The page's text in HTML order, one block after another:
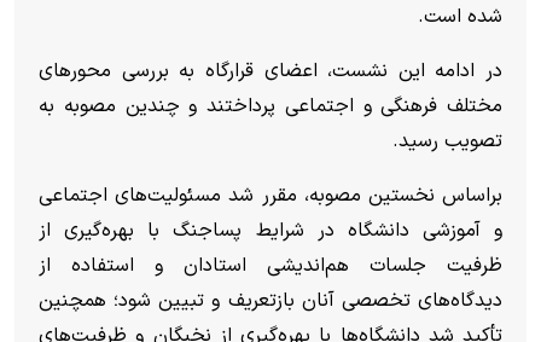
شده است.
در ادامه این نشست، اعضای قرارگاه به بررسی محور‌های
مختلف فرهنگی و اجتماعی پرداختند و چندین مصوبه به
تصویب رسید.
براساس نخستین مصوبه، مقرر شد مسئولیت‌های اجتماعی
و آموزشی دانشگاه در شرایط پساجنگ با بهره‌گیری از
ظرفیت جلسات هم‌اندیشی استادان و استفاده از
دیدگاه‌های تخصصی آنان بازتعریف و تبیین شود؛ همچنین
تأکید شد دانشگاه‌ها با بهره‌گیری از نخبگان و ظرفیت‌های